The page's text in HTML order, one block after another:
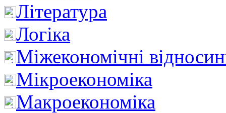
Література
Логіка
Міжекономічні
Мікроекономіка
Макроекономіка